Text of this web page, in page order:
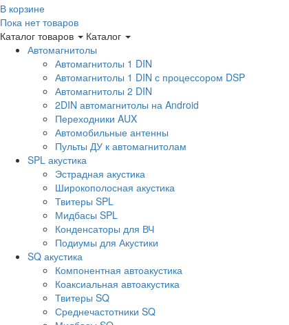
В корзине
Пока нет товаров
Каталог товаров
Каталог
Автомагнитолы
Автомагнитолы 1 DIN
Автомагнитолы 1 DIN с процессором DSP
Автомагнитолы 2 DIN
2DIN автомагнитолы на Android
Переходники AUX
Автомобильные антенны
Пульты ДУ к автомагнитолам
SPL акустика
Эстрадная акустика
Широкополосная акустика
Твитеры SPL
Мидбасы SPL
Конденсаторы для ВЧ
Подиумы для Акустики
SQ акустика
Компонентная автоакустика
Коаксиальная автоакустика
Твитеры SQ
Среднечастотники SQ